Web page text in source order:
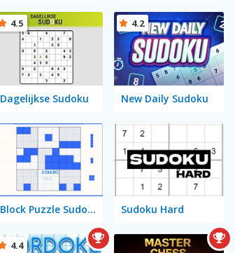
Dagelijkse Sudoku
4.5
New Daily Sudoku
4.2
Block Puzzle Sudoku Sudoku Hard
4.4